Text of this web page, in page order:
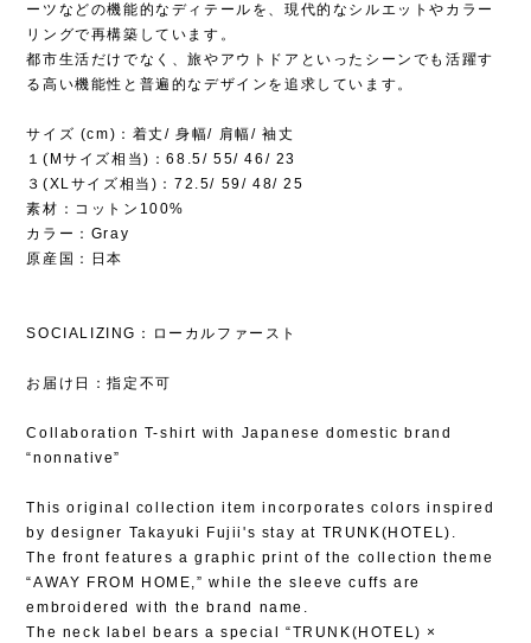
ーツなどの機能的なディテールを、現代的なシルエットやカラー
リングで再構築しています。
都市生活だけでなく、旅やアウトドアといったシーンでも活躍す
る高い機能性と普遍的なデザインを追求しています。
サイズ (cm)：着丈/ 身幅/ 肩幅/ 袖丈
１(Mサイズ相当)：68.5/ 55/ 46/ 23
３(XLサイズ相当)：72.5/ 59/ 48/ 25
素材：コットン100%
カラー：Gray
原産国：日本
SOCIALIZING：ローカルファースト
お届け日：指定不可
Collaboration T-shirt with Japanese domestic brand
“nonnative”
This original collection item incorporates colors inspired
by designer Takayuki Fujii's stay at TRUNK(HOTEL).
The front features a graphic print of the collection theme
“AWAY FROM HOME,” while the sleeve cuffs are
embroidered with the brand name.
The neck label bears a special “TRUNK(HOTEL) ×